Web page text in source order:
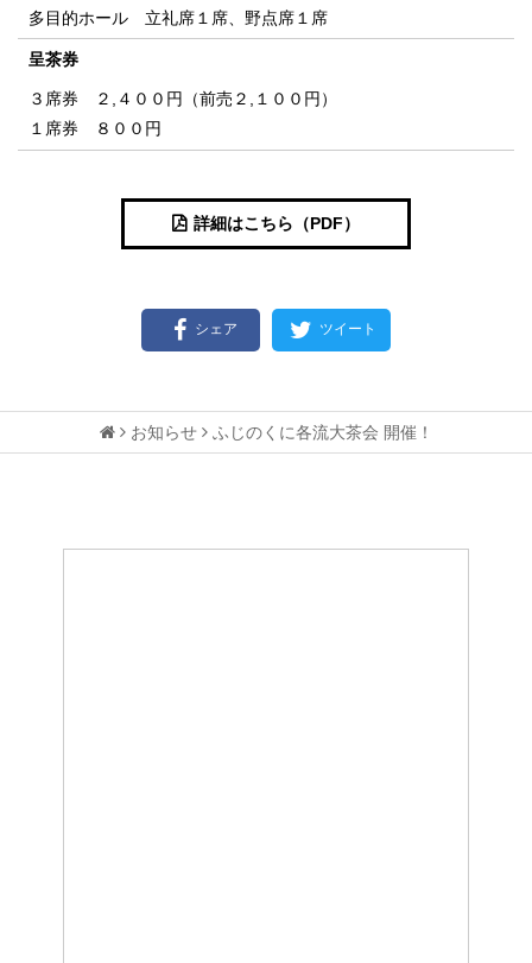
多目的ホール 立礼席１席、野点席１席
呈茶券
３席券 ２,４００円（前売２,１００円）
１席券 ８００円
詳細はこちら（PDF）
シェア ツイート
お知らせ ふじのくに各流大茶会 開催！